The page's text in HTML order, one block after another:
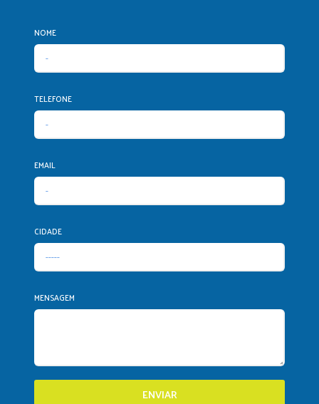
NOME
TELEFONE
EMAIL
CIDADE
MENSAGEM
ENVIAR